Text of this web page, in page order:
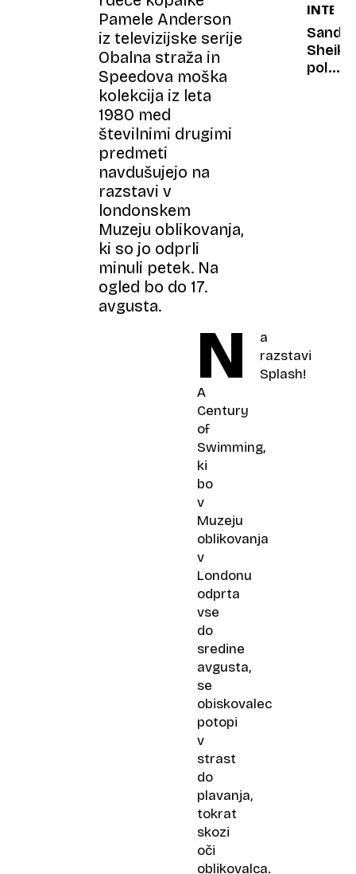
Pamele Anderson
iz televizijske serije
Obalna straža in
Speedova moška
kolekcija iz leta
1980 med
številnimi drugimi
predmeti
navdušujejo na
razstavi v
londonskem
Muzeju oblikovanja,
ki so jo odprli
minuli petek. Na
ogled bo do 17.
avgusta.
N
a
razstavi
Splash!
A
Century
of
Swimming,
ki
bo
v
Muzeju
oblikovanja
v
Londonu
odprta
vse
do
sredine
avgusta,
se
obiskovalec
potopi
v
strast
do
plavanja,
tokrat
skozi
oči
oblikovalca.
sosed
je
ne
Sandi
policist